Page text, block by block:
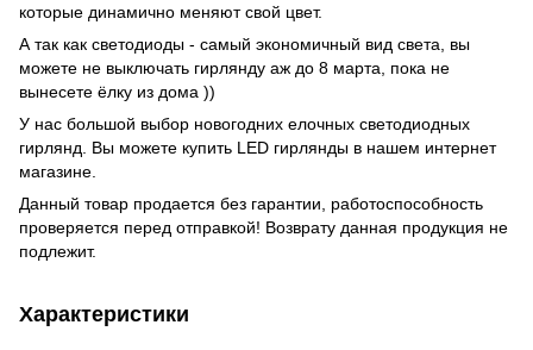
которые динамично меняют свой цвет.
А так как светодиоды - самый экономичный вид света, вы
можете не выключать гирлянду аж до 8 марта, пока не
вынесете ёлку из дома ))
У нас большой выбор новогодних елочных светодиодных
гирлянд. Вы можете купить LED гирлянды в нашем интернет
магазине.
Данный товар продается без гарантии, работоспособность
проверяется перед отправкой! Возврату данная продукция не
подлежит.
Характеристики